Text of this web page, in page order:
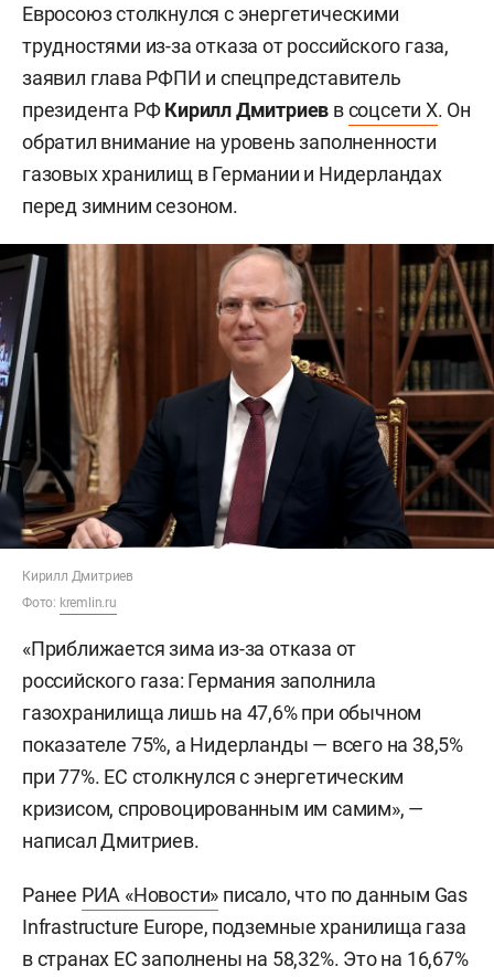
Евросоюз столкнулся с энергетическими
трудностями из-за отказа от российского газа,
заявил глава РФПИ и спецпредставитель
президента РФКирилл Дмитриев всоцсети X. Он
обратил внимание на уровень заполненности
газовых хранилищ в Германии и Нидерландах
перед зимним сезоном.
Кирилл Дмитриев
Фото: kremlin.ru
«Приближается зима из-за отказа от
российского газа: Германия заполнила
газохранилища лишь на 47,6% при обычном
показателе 75%, а Нидерланды — всего на 38,5%
при 77%. ЕС столкнулся с энергетическим
кризисом, спровоцированным им самим», —
написал Дмитриев.
Ранее РИА «Новости» писало, что по данным Gas
Infrastructure Europe, подземные хранилища газа
в странах ЕС заполнены на 58,32%. Это на 16,67%